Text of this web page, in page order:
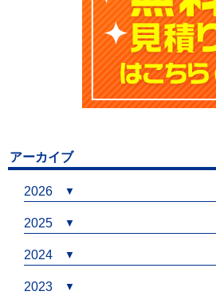
アーカイブ
2026
2025
2024
2023